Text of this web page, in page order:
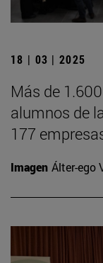
18 | 03 | 2025
Más de
alumnos de
177
Imagen Álter-ego